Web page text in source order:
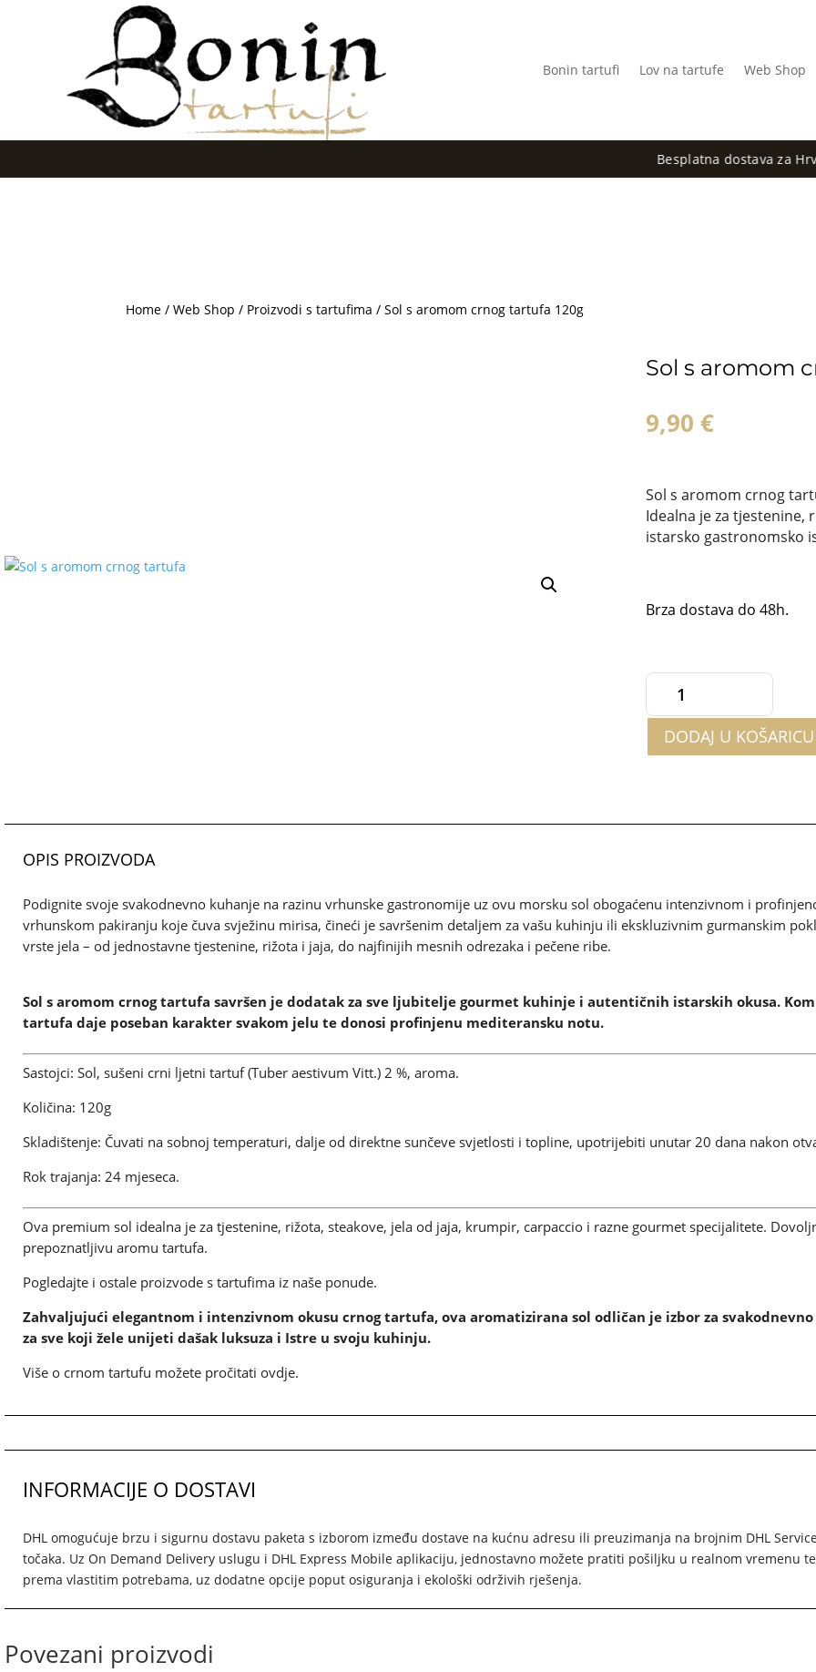
Bonin tartufi Lov na tartufe Web Shop
Besplatna dostava za Hrvatsku
Home /Web Shop / Proizvodi s tartufima / Sol s aromom crnog tartufa 120g
Sol s aromom
9,90 €
Sol s aromom crnog
Idealna je za
istarsko gastronomsko
Brza dostava do 48h.
s
aromom
količina
DODAJ U KOŠARICU
OPIS PROIZVODA
Podignite svoje svakodnevno kuhanje na razinu vrhunske gastronomije uz ovu morsku sol obogaćenu intenzivnom i
vrhunskom pakiranju koje čuva svježinu mirisa, čineći je savršenim detaljem za vašu kuhinju ili ekskluzivnim gurmanskim
vrste jela – od jednostavne tjestenine, rižota i jaja, do najfinijih mesnih odrezaka i pečene ribe.
Sol s aromom crnog tartufa savršen je dodatak za sve ljubitelje gourmet kuhinje i autentičnih istarskih okusa.
tartufa daje poseban karakter svakom jelu te donosi profinjenu mediteransku notu.
Sastojci: Sol, sušeni crni ljetni tartuf (Tuber aestivum Vitt.) 2 %, aroma.
Količina: 120g
Skladištenje: Čuvati na sobnoj temperaturi, dalje od direktne sunčeve svjetlosti i topline, upotrijebiti unutar 20 dana nakon
Rok trajanja: 24 mjeseca.
Ova premium sol idealna je za tjestenine, rižota, steakove, jela od jaja, krumpir, carpaccio i razne gourmet specijalitete.
prepoznatljivu aromu tartufa.
Pogledajte i ostale proizvode s tartufima iz naše ponude.
Zahvaljujući elegantnom i intenzivnom okusu crnog tartufa, ova aromatizirana sol odličan je izbor za
za sve koji žele unijeti dašak luksuza i Istre u svoju kuhinju.
Više o crnom tartufu možete pročitati ovdje.
INFORMACIJE O DOSTAVI
DHL omogućuje brzu i sigurnu dostavu paketa s izborom između dostave na kućnu adresu ili preuzimanja na brojnim DHL
točaka. Uz On Demand Delivery uslugu i DHL Express Mobile aplikaciju, jednostavno možete pratiti pošiljku u realnom
prema vlastitim potrebama, uz dodatne opcije poput osiguranja i ekološki održivih rješenja.
Povezani proizvodi